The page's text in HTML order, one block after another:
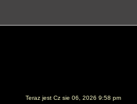
Teraz jest Cz sie 06, 2026 9:58 pm